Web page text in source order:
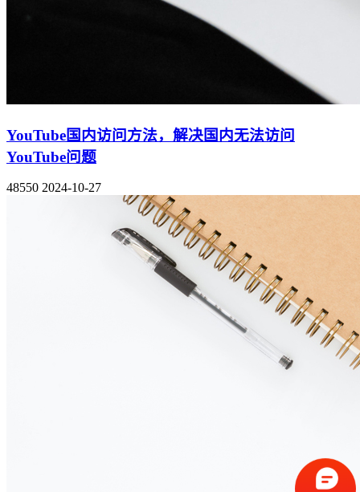
YouTube国内访问方法，解决国内无法访问
YouTube问题
48550 2024-10-27